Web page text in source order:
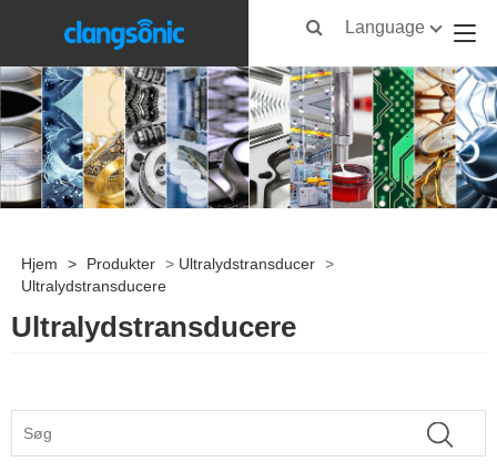
Language
Hjem > Produkter > Ultralydstransducer >
Ultralydstransducere
Ultralydstransducere